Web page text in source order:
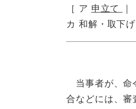
［ ア 申立て ｜
カ 和解・取下
当事者が、命
合などには、審